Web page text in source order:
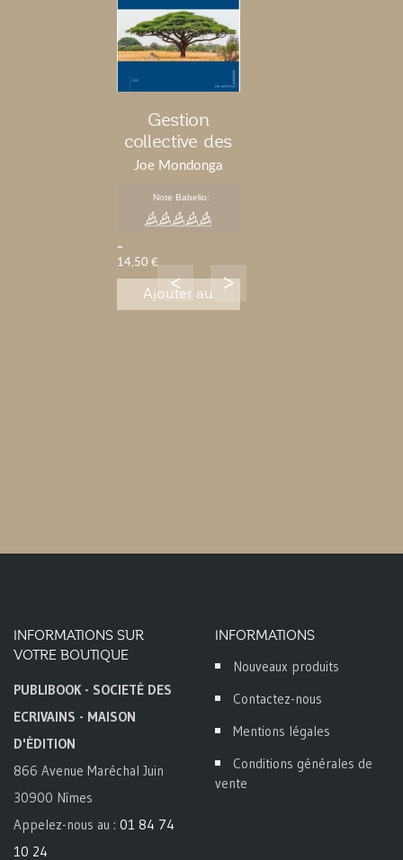
Gestion
collective des
droits d'auteur
voisins
Joe Mondonga
Note Babelio:
-
14,50 €
Ajouter au
INFORMATIONS SUR
VOTRE BOUTIQUE
PUBLIBOOK - SOCIETÉ DES
ECRIVAINS - MAISON
D'ÉDITION
866 Avenue Maréchal Juin
30900 Nîmes
Appelez-nous au : 01 84 74
10 24
INFORMATIONS
Nouveaux produits
Contactez-nous
Mentions légales
Conditions générales de
vente